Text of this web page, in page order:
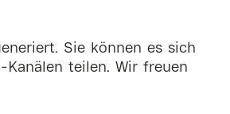
Sie können es sich
teilen. Wir freuen